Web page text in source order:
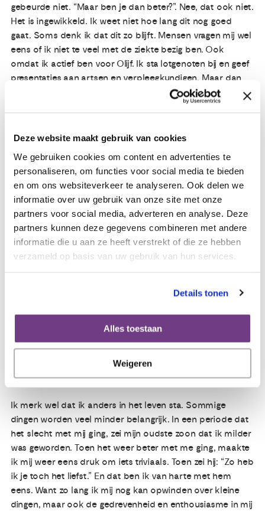
Deze website maakt gebruik van cookies
We gebruiken cookies om content en advertenties te
personaliseren, om functies voor social media te bieden
en om ons websiteverkeer te analyseren. Ook delen we
informatie over uw gebruik van onze site met onze
partners voor social media, adverteren en analyse. Deze
partners kunnen deze gegevens combineren met andere
informatie die u aan ze heeft verstrekt of die ze hebben
verzameld op basis van uw gebruik van hun services.
Details tonen
Alles toestaan
Weigeren
gebeurde niet. “Maar ben je dan beter?”. Nee, dat ook niet.
Het is ingewikkeld. Ik weet niet hoe lang dit nog goed
gaat. Soms denk ik dat dit zo blijft. Mensen vragen mij wel
eens of ik niet te veel met de ziekte bezig ben. Ook
omdat ik actief ben voor Olijf. Ik sta lotgenoten bij en geef
presentaties aan artsen en verpleegkundigen. Maar dan
ben ik er op een andere manier mee bezig. En bovendien
gaat de kanker er niet van weg als ik er niet mee bezig
zo om te buigen dat er nog iets positiefs uit voor kan
Ik ben afgekeurd. Voor mijn ziekte was ik leidinggevende bij
een thuiszorgorganisatie. Op deze manier kan ik mijn
kennis en vaardigheden inzetten als ervaringsdeskundige.
Het is fijn om iets voor anderen te kunnen doen én daar
veel voldoening uit te halen.’
Lenneke is dicht bij de dood geweest. Maar het liep goed
weet hoe het is als je de eindjes moet losknopen. Het is
goed om erover te praten en na te denken. Maar nu gaat
het goed en ben ik bezig met léven. Je kunt niet elke dag
denken aan de dood. Dat is leven op de toppen van je
kunnen en dat houdt niemand vol.
Ik merk wel dat ik anders in het leven sta. Sommige
dingen worden veel minder belangrijk. In een periode dat
het slecht met mij ging, zei mijn oudste zoon dat ik milder
was geworden. Toen het weer beter met me ging, maakte
ik mij weer eens druk om iets triviaals. Toen zei hij: “Zo heb
ik je toch het liefst.” En dat ben ik van harte met hem
eens. Want zo lang ik mij nog kan opwinden over kleine
dingen, maar ook de gedrevenheid en enthousiasme in mij